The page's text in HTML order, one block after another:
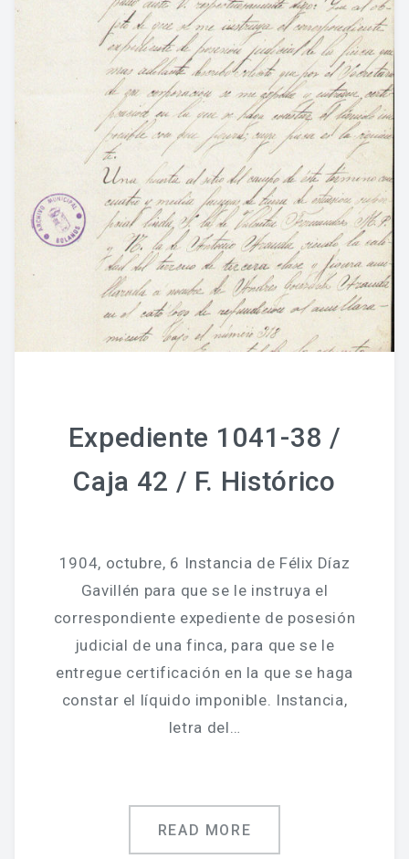
Expediente 1041-38 /
Caja 42 / F. Histórico
1904, octubre, 6 Instancia de Félix Díaz
Gavillén para que se le instruya el
correspondiente expediente de posesión
judicial de una finca, para que se le
entregue certificación en la que se haga
constar el líquido imponible. Instancia,
letra del…
READ MORE